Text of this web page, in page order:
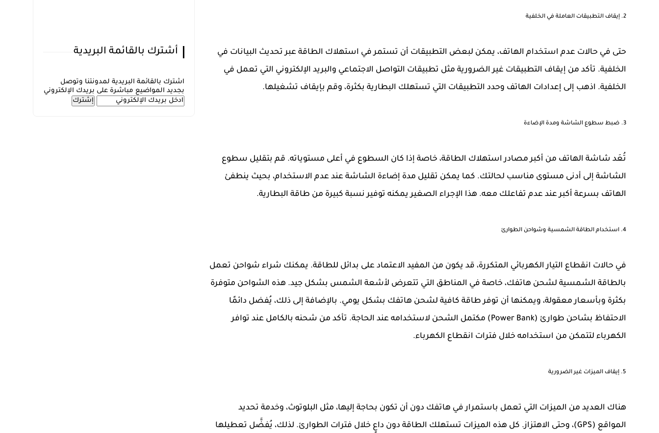
2. إيقاف التطبيقات العاملة في الخلفية
حتى في حالات عدم استخدام الهاتف، يمكن لبعض التطبيقات أن تستمر في استهلاك الطاقة عبر تحديث البيانات في
الخلفية. تأكد من إيقاف التطبيقات غير الضرورية مثل تطبيقات التواصل الاجتماعي والبريد الإلكتروني التي تعمل في
الخلفية. اذهب إلى إعدادات الهاتف وحدد التطبيقات التي تستهلك البطارية بكثرة، وقم بإيقاف تشغيلها.
3. ضبط سطوع الشاشة ومدة الإضاءة
تُعَد شاشة الهاتف من أكبر مصادر استهلاك الطاقة، خاصة إذا كان السطوع في أعلى مستوياته. قم بتقليل سطوع
الشاشة إلى أدنى مستوى مناسب لحالتك. كما يمكن تقليل مدة إضاءة الشاشة عند عدم الاستخدام، بحيث ينطفئ
الهاتف بسرعة أكبر عند عدم تفاعلك معه. هذا الإجراء الصغير يمكنه توفير نسبة كبيرة من طاقة البطارية.
4. استخدام الطاقة الشمسية وشواحن الطوارئ
في حالات انقطاع التيار الكهربائي المتكررة، قد يكون من المفيد الاعتماد على بدائل للطاقة. يمكنك شراء شواحن تعمل
بالطاقة الشمسية لشحن هاتفك، خاصة في المناطق التي تتعرض لأشعة الشمس بشكل جيد. هذه الشواحن متوفرة
بكثرة وبأسعار معقولة، ويمكنها أن توفر طاقة كافية لشحن هاتفك بشكل يومي. بالإضافة إلى ذلك، يُفضل دائمًا
الاحتفاظ بشاحن طوارئ (Power Bank) مكتمل الشحن لاستخدامه عند الحاجة. تأكد من شحنه بالكامل عند توافر
الكهرباء لتتمكن من استخدامه خلال فترات انقطاع الكهرباء.
5. إيقاف الميزات غير الضرورية
هناك العديد من الميزات التي تعمل باستمرار في هاتفك دون أن تكون بحاجة إليها، مثل البلوتوث، وخدمة تحديد
المواقع (GPS)، وحتى الاهتزاز. كل هذه الميزات تستهلك الطاقة دون داعٍ خلال فترات الطوارئ. لذلك، يُفضَّل تعطيلها
أشترك بالقائمة البريدية
اشترك بالقائمة البريدية لمدونتنا وتوصل
بجديد المواضيع مباشرة على بريدك الإلكتروني